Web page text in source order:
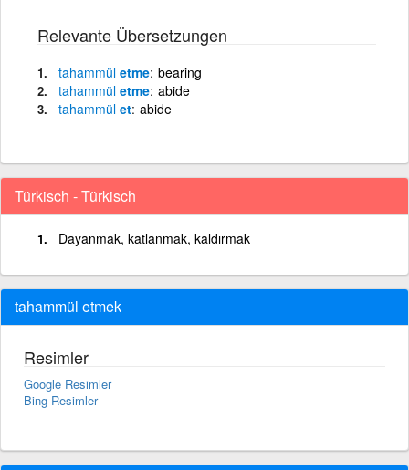
Relevante Übersetzungen
tahammül etme bearing
tahammül etme abide
tahammül et abide
Türkisch - Türkisch
Dayanmak, katlanmak, kaldırmak
tahammül etmek
Resimler
Google Resimler
Bing Resimler